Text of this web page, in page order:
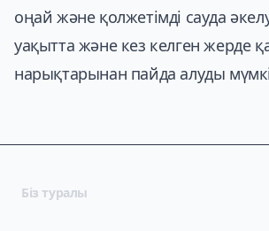
оңай және қолжетімді сауда
уақытта және кез келген жерде
нарықтарынан пайда алуды
Біз туралы